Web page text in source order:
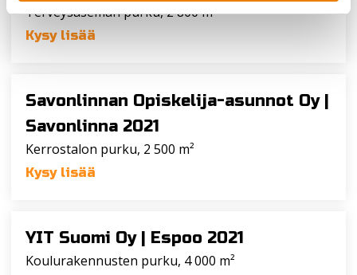
Terveysaseman purku, 2 800 m²
Kysy lisää
Savonlinnan Opiskelija-asunnot Oy |
Savonlinna 2021
Kerrostalon purku, 2 500 m²
Kysy lisää
YIT Suomi Oy | Espoo 2021
Koulurakennusten purku, 4 000 m²